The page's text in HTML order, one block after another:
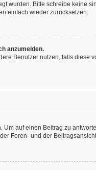
wurden. Bitte schreibe
einfach wieder zurücksetzen.
anzumelden.
Benutzer nutzen, falls
auf einen Beitrag zu
und der